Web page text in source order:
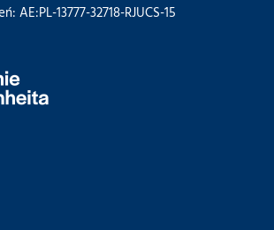
AE:PL-13777-32718-RJUCS-15